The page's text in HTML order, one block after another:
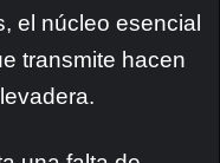
el núcleo esencial
transmite hacen